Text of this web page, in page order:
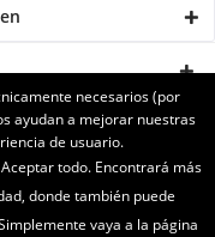
necesarios (por
ayudan a mejorar nuestras
de usuario.
todo. Encontrará más
donde también puede
vaya a la página